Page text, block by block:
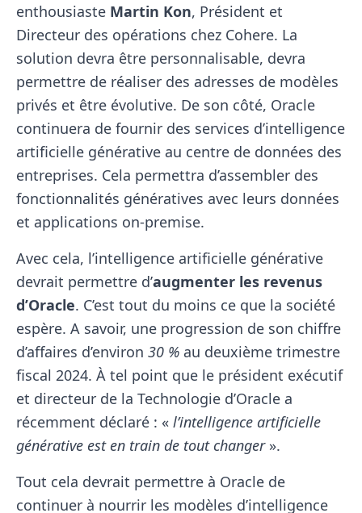
enthousiaste Martin Kon, Président et
Directeur des opérations chez Cohere. La
solution devra être personnalisable, devra
permettre de réaliser des adresses de modèles
privés et être évolutive. De son côté, Oracle
continuera de fournir des services d’intelligence
artificielle générative au centre de données des
entreprises. Cela permettra d’assembler des
fonctionnalités génératives avec leurs données
et applications on-premise.
Avec cela, l’intelligence artificielle générative
devrait permettre d’augmenter les revenus
d’Oracle. C’est tout du moins ce que la société
espère. A savoir, une progression de son chiffre
d’affaires d’environ 30 % au deuxième trimestre
fiscal 2024. À tel point que le président exécutif
et directeur de la Technologie d’Oracle a
récemment déclaré : « l’intelligence artificielle
générative est en train de tout changer».
Tout cela devrait permettre à Oracle de
continuer à nourrir les modèles d’intelligence